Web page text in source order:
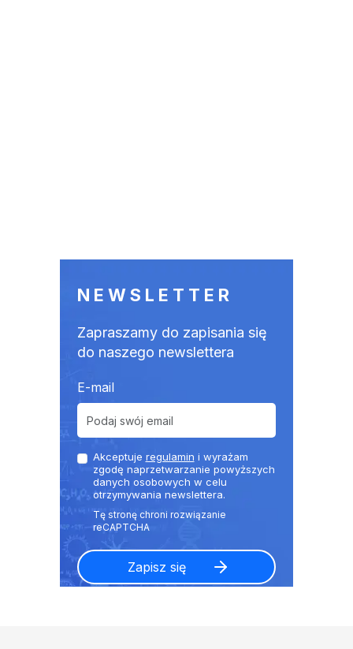
NEWSLETTER
Zapraszamy do zapisania się
do naszego newslettera
E-mail
Akceptuje regulamin i wyrażam
zgodę naprzetwarzanie powyższych
danych osobowych w celu
otrzymywania newslettera.